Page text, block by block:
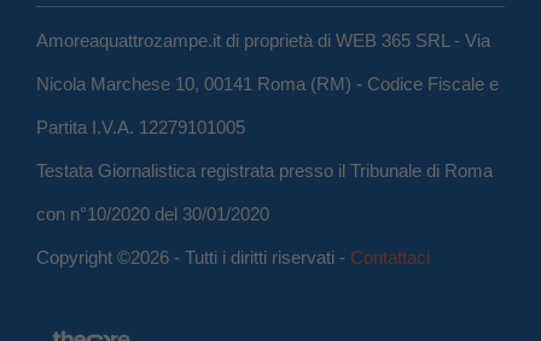
Amoreaquattrozampe.it di proprietà di WEB 365 SRL - Via
Nicola Marchese 10, 00141 Roma (RM) - Codice Fiscale e
Partita I.V.A. 12279101005
Testata Giornalistica registrata presso il Tribunale di Roma
con n°10/2020 del 30/01/2020
Copyright ©2026 - Tutti i diritti riservati - Contattaci